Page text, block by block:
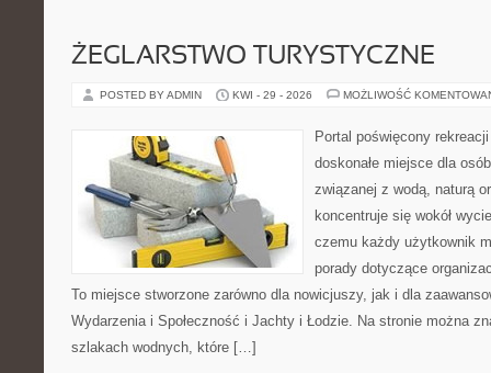
ŻEGLARSTWO TURYSTYCZNE
POSTED BY ADMIN KWI - 29 - 2026 MOŻLIWOŚĆ
Portal poświęcony
doskonałe miejsce dla
związanej z wodą, naturą
koncentruje się wokół
czemu każdy użytkownik
porady dotyczące
To miejsce stworzone zarówno dla nowicjuszy, jak i dla
Wydarzenia i Społeczność i Jachty i Łodzie. Na stronie można
szlakach wodnych, które […]